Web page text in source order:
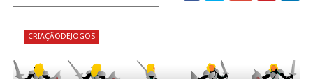
CRIAÇÃODEJOGOS